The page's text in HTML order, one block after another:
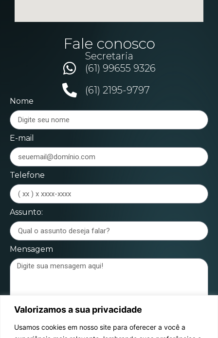
Valorizamos a sua privacidade
Usamos cookies em nosso site para oferecer a você a
Fale conosco
Secretaria
(61) 99655 9326
(61) 2195-9797
Nome
E-mail
Telefone
Assunto:
Mensagem